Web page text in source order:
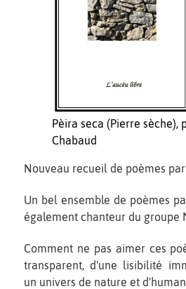
Pèira seca (Pierre sèche),
Chabaud
Nouveau recueil de poèmes
Un bel ensemble de poèmes
également chanteur du groupe
Comment ne pas aimer ces
transparent, d'une lisibilité
un univers de nature et